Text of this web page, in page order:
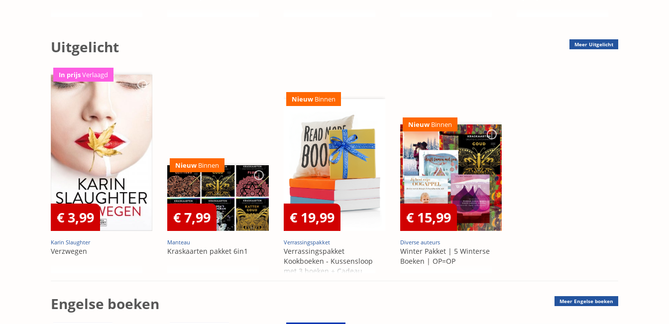
Uitgelicht Meer Uitgelicht
In prijsVerlaagd
€ 3,99
Karin Slaughter
Verzwegen
Nieuw Binnen
€ 7,99
Manteau
Kraskaarten pakket 6in1
Nieuw Binnen
€ 19,99
Verrassingspakket
Verrassingspakket
Kookboeken - Kussensloop
met 3 boeken + Cadeau
Nieuw Binnen
€ 15,99
Diverse auteurs
Winter Pakket | 5 Winterse
Boeken | OP=OP
Engelse boeken Meer Engelse boeken